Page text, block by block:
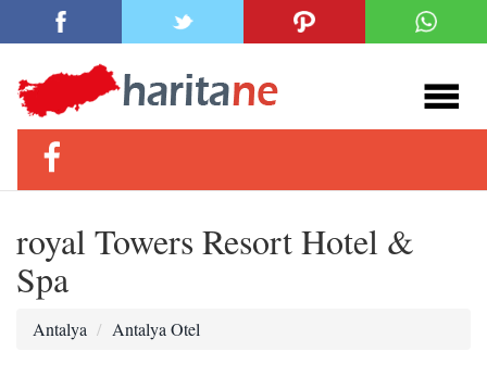
royal Towers Resort Hotel &
Spa
Antalya Antalya Otel